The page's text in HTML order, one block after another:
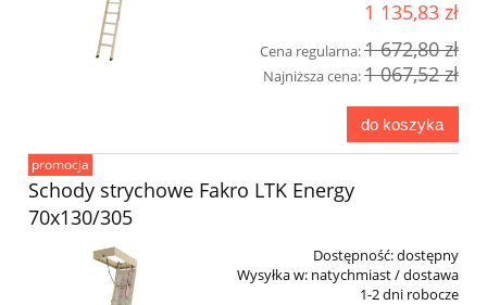
1 135,83 zł
Cena regularna:1 672,80 zł
Najniższa cena:1 067,52 zł
do koszyka
Schody strychowe Fakro LTK Energy
70x130/305
Dostępność:dostępny
Wysyłka w: natychmiast / dostawa
1-2 dni robocze
promocja